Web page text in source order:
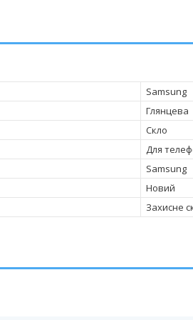
Samsung
Глянцева
Скло
Для
Samsung
Новий
Захисне